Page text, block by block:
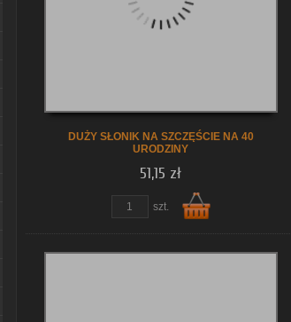
DUŻY SŁONIK NA SZCZĘŚCIE NA 40
URODZINY
51,15 zł
szt.
zobacz szczegóły